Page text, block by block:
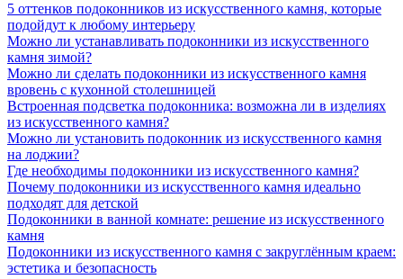
5 оттенков подоконников из искусственного камня, которые
подойдут к любому интерьеру
Можно ли устанавливать подоконники из искусственного
камня зимой?
Можно ли сделать подоконники из искусственного камня
вровень с кухонной столешницей
Встроенная подсветка подоконника: возможна ли в изделиях
из искусственного камня?
Можно ли установить подоконник из искусственного камня
на лоджии?
Где необходимы подоконники из искусственного камня?
Почему подоконники из искусственного камня идеально
подходят для детской
Подоконники в ванной комнате: решение из искусственного
камня
Подоконники из искусственного камня с закруглённым краем:
эстетика и безопасность